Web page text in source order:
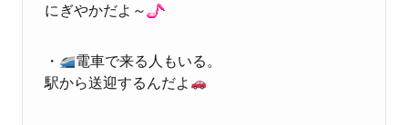
にぎやかだよ～
・
電車で来る人もいる。
駅から送迎するんだよ